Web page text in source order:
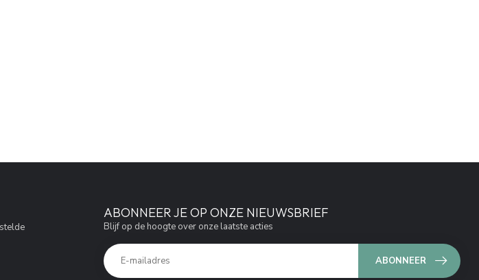
ABONNEER JE OP ONZE NIEUWSBRIEF
Blijf op de hoogte over onze laatste acties
ABONNEER